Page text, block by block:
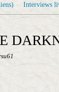
Interviews